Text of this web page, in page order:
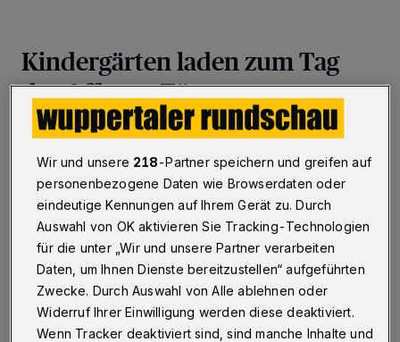
Kindergärten laden zum Tag
der Offenen Tür
Wuppertal·Zum 13. Mal findet der "Tag der offenen
Tür" statt, an dem auch in diesem Jahr fast alle
Wuppertaler Tageseinrichtungen für Kinder teilnehmen.
Am Dienstag (20. September) von 14 bis 16 Uhr sind
alle kleinen Wuppertaler, die das dritte Lebensjahr noch
nicht vollendet haben, sowie deren Eltern und
Geschwister eingeladen.
14.09.2016 , 14:25 Uhr Eine Minute Lesezeit
Wir und unsere 218-Partner speichern und greifen auf
personenbezogene Daten wie Browserdaten oder
eindeutige Kennungen auf Ihrem Gerät zu. Durch
Auswahl von OK aktivieren Sie Tracking-Technologien
für die unter „Wir und unsere Partner verarbeiten
Daten, um Ihnen Dienste bereitzustellen“ aufgeführten
Zwecke. Durch Auswahl von Alle ablehnen oder
Widerruf Ihrer Einwilligung werden diese deaktiviert.
Wenn Tracker deaktiviert sind, sind manche Inhalte und